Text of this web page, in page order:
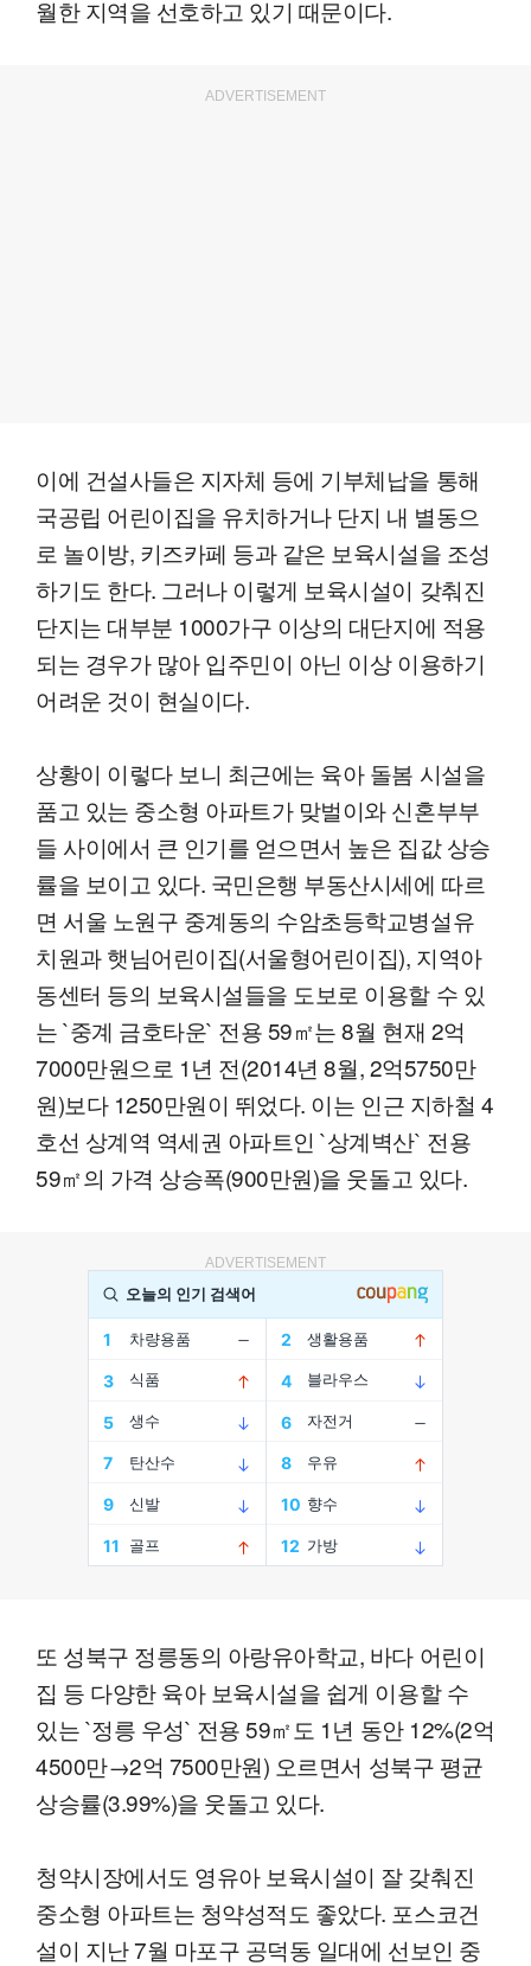
월한 지역을 선호하고 있기 때문이다.
ADVERTISEMENT
이에 건설사들은 지자체 등에 기부체납을 통해
국공립 어린이집을 유치하거나 단지 내 별동으
로 놀이방, 키즈카페 등과 같은 보육시설을 조성
하기도 한다. 그러나 이렇게 보육시설이 갖춰진
단지는 대부분 1000가구 이상의 대단지에 적용
되는 경우가 많아 입주민이 아닌 이상 이용하기
어려운 것이 현실이다.
상황이 이렇다 보니 최근에는 육아 돌봄 시설을
품고 있는 중소형 아파트가 맞벌이와 신혼부부
들 사이에서 큰 인기를 얻으면서 높은 집값 상승
률을 보이고 있다. 국민은행 부동산시세에 따르
면 서울 노원구 중계동의 수암초등학교병설유
치원과 햇님어린이집(서울형어린이집), 지역아
동센터 등의 보육시설들을 도보로 이용할 수 있
는 `중계 금호타운` 전용 59㎡는 8월 현재 2억
7000만원으로 1년 전(2014년 8월, 2억5750만
원)보다 1250만원이 뛰었다. 이는 인근 지하철 4
호선 상계역 역세권 아파트인 `상계벽산` 전용
59㎡의 가격 상승폭(900만원)을 웃돌고 있다.
ADVERTISEMENT
또 성북구 정릉동의 아랑유아학교, 바다 어린이
집 등 다양한 육아 보육시설을 쉽게 이용할 수
있는 `정릉 우성` 전용 59㎡도 1년 동안 12%(2억
4500만→2억 7500만원) 오르면서 성북구 평균
상승률(3.99%)을 웃돌고 있다.
청약시장에서도 영유아 보육시설이 잘 갖춰진
중소형 아파트는 청약성적도 좋았다. 포스코건
설이 지난 7월 마포구 공덕동 일대에 선보인 중